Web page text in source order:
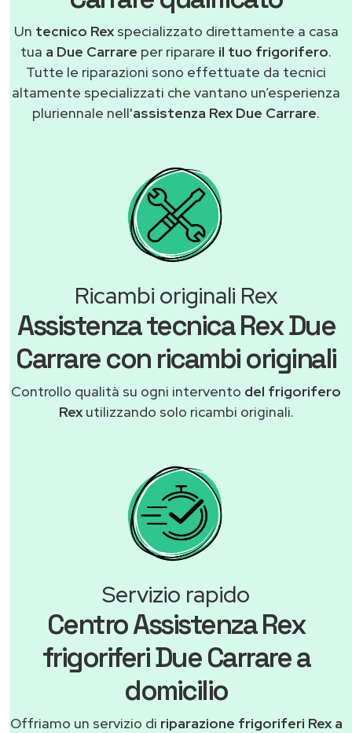
Un tecnico Rexspecializzato direttamente a casa
tua a Due Carrare per riparare il tuo frigorifero.
Tutte le riparazioni sono effettuate da tecnici
altamente specializzati che vantano un’esperienza
pluriennale nell'assistenza Rex Due Carrare.
Ricambi originali Rex
Assistenza tecnica Rex Due
Carrare con ricambi originali
Controllo qualità su ogni intervento del frigorifero
Rexutilizzando solo ricambi originali.
Servizio rapido
Centro Assistenza Rex
frigoriferi Due Carrare a
domicilio
Offriamo un servizio di riparazione frigoriferi Rex a